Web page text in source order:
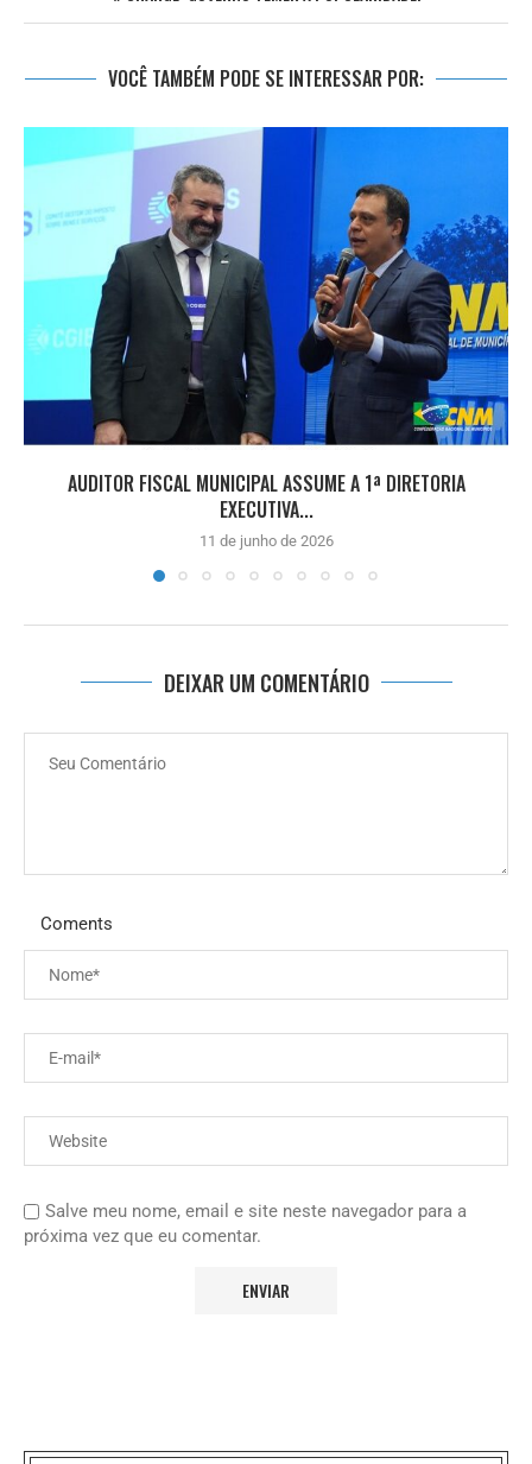
VOCÊ TAMBÉM PODE SE INTERESSAR POR:
AUDITOR FISCAL MUNICIPAL ASSUME A 1ª DIRETORIA
EXECUTIVA...
11 de junho de 2026
DEIXAR UM COMENTÁRIO
Coments
Salve meu nome, email e site neste navegador para a
próxima vez que eu comentar.